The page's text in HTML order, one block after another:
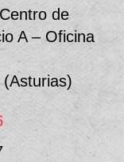
de
A – Oficina
(Asturias)